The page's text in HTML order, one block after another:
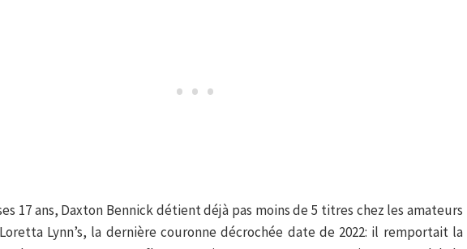
17 ans, Daxton Bennick détient déjà pas moins de 5 titres chez les amateurs
Lynn’s, la dernière couronne décrochée date de 2022: il remportait la